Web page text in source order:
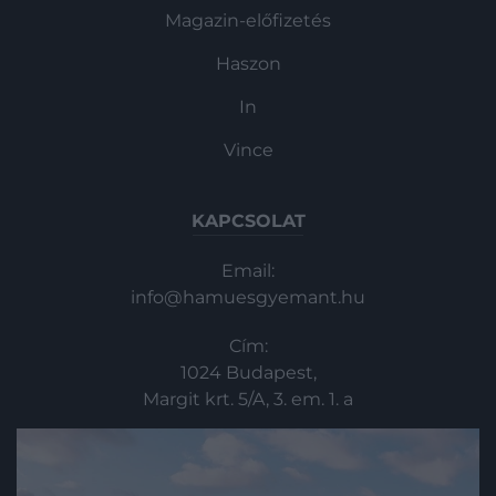
Magazin-előfizetés
Haszon
In
Vince
KAPCSOLAT
Email:
info@hamuesgyemant.hu
Cím:
1024 Budapest,
Margit krt. 5/A, 3. em. 1. a